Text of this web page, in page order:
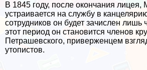
В 1845 году, после окончания лицея,
устраивается на службу в
сотрудников он будет зачислен лишь
этот период он становится члeнов
Петрашевского, приверженцем
утопистов.